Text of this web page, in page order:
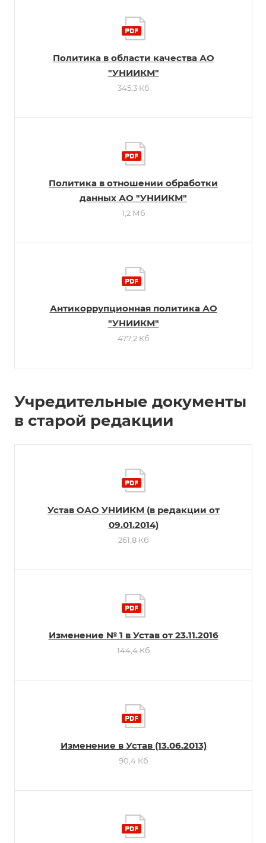
Политика в области качества АО
"УНИИКМ"
345,3 Кб
Политика в отношении обработки
данных АО "УНИИКМ"
1,2 Мб
Антикоррупционная политика АО
"УНИИКМ"
477,2 Кб
Учредительные документы
в старой редакции
Устав ОАО УНИИКМ (в редакции от
09.01.2014)
261,8 Кб
Изменение № 1 в Устав от 23.11.2016
144,4 Кб
Изменение в Устав (13.06.2013)
90,4 Кб